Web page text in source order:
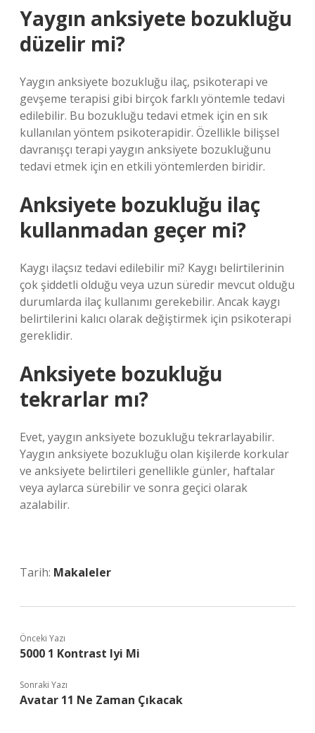
Yaygın anksiyete bozukluğu
düzelir mi?
Yaygın anksiyete bozukluğu ilaç, psikoterapi ve
gevşeme terapisi gibi birçok farklı yöntemle tedavi
edilebilir. Bu bozukluğu tedavi etmek için en sık
kullanılan yöntem psikoterapidir. Özellikle bilişsel
davranışçı terapi yaygın anksiyete bozukluğunu
tedavi etmek için en etkili yöntemlerden biridir.
Anksiyete bozukluğu ilaç
kullanmadan geçer mi?
Kaygı ilaçsız tedavi edilebilir mi? Kaygı belirtilerinin
çok şiddetli olduğu veya uzun süredir mevcut olduğu
durumlarda ilaç kullanımı gerekebilir. Ancak kaygı
belirtilerini kalıcı olarak değiştirmek için psikoterapi
gereklidir.
Anksiyete bozukluğu
tekrarlar mı?
Evet, yaygın anksiyete bozukluğu tekrarlayabilir.
Yaygın anksiyete bozukluğu olan kişilerde korkular
ve anksiyete belirtileri genellikle günler, haftalar
veya aylarca sürebilir ve sonra geçici olarak
azalabilir.
Tarih: Makaleler
Önceki Yazı
5000 1 Kontrast Iyi Mi
Sonraki Yazı
Avatar 11 Ne Zaman Çıkacak